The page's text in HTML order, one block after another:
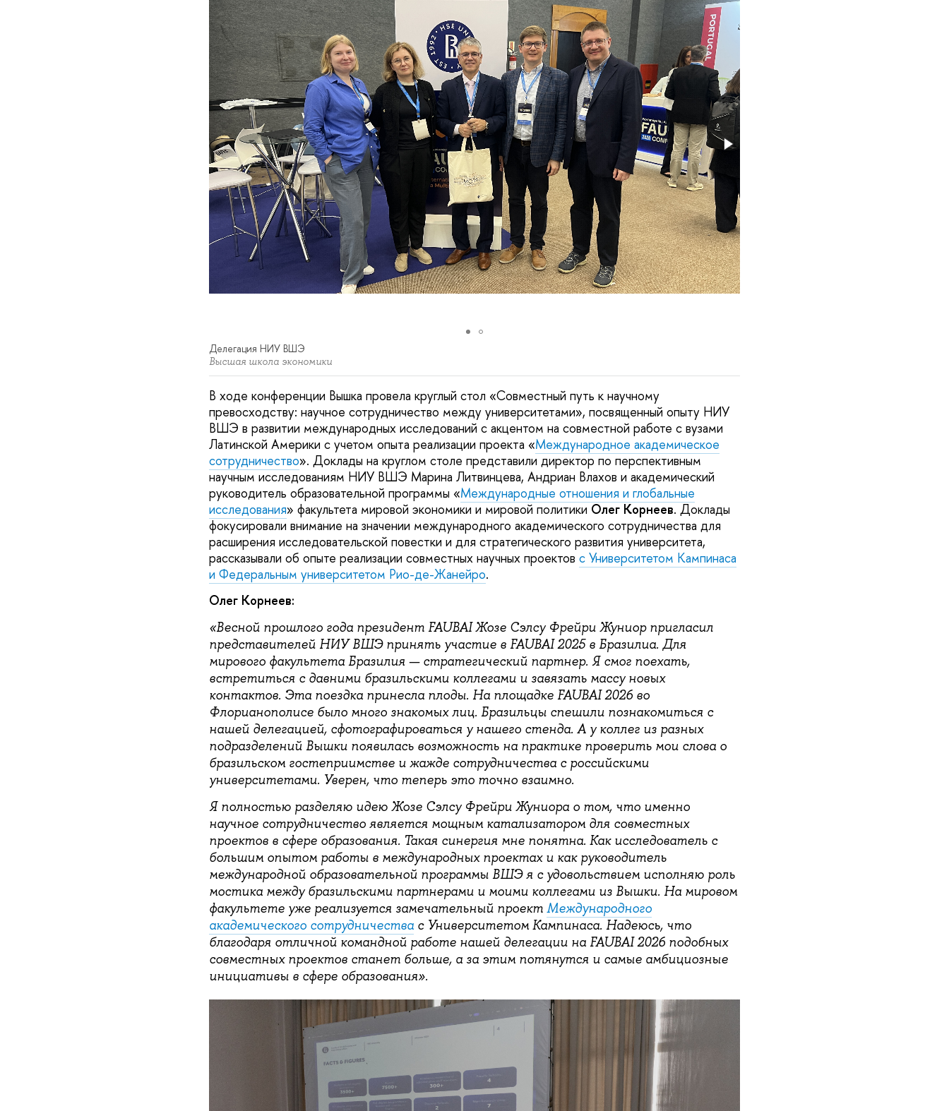
Делегация НИУ ВШЭ
Высшая школа экономики
В ходе конференции Вышка провела круглый стол «Совместный путь к научному
превосходству: научное сотрудничество между университетами», посвященный опыту НИУ
ВШЭ в развитии международных исследований с акцентом на совместной работе с вузами
Латинской Америки с учетом опыта реализации проекта «Международное академическое
сотрудничество». Доклады на круглом столе представили директор по перспективным
научным исследованиям НИУ ВШЭ Марина Литвинцева, Андриан Влахов и академический
руководитель образовательной программы «Международные отношения и глобальные
исследования» факультета мировой экономики и мировой политики Олег Корнеев. Доклады
фокусировали внимание на значении международного академического сотрудничества для
расширения исследовательской повестки и для стратегического развития университета,
рассказывали об опыте реализации совместных научных проектов с Университетом Кампинаса
и Федеральным университетом Рио-де-Жанейро.
Олег Корнеев:
«Весной прошлого года президент FAUBAI Жозе Сэлсу Фрейри Жуниор пригласил
представителей НИУ ВШЭ принять участие в FAUBAI 2025 в Бразилиа. Для
мирового факультета Бразилия — стратегический партнер. Я смог поехать,
встретиться с давними бразильскими коллегами и завязать массу новых
контактов. Эта поездка принесла плоды. На площадке FAUBAI 2026 во
Флорианополисе было много знакомых лиц. Бразильцы спешили познакомиться с
нашей делегацией, сфотографироваться у нашего стенда. А у коллег из разных
подразделений Вышки появилась возможность на практике проверить мои слова о
бразильском гостеприимстве и жажде сотрудничества с российскими
университетами. Уверен, что теперь это точно взаимно.
Я полностью разделяю идею Жозе Сэлсу Фрейри Жуниора о том, что именно
научное сотрудничество является мощным катализатором для совместных
проектов в сфере образования. Такая синергия мне понятна. Как исследователь с
большим опытом работы в международных проектах и как руководитель
международной образовательной программы ВШЭ я с удовольствием исполняю роль
мостика между бразильскими партнерами и моими коллегами из Вышки. На мировом
факультете уже реализуется замечательный проект Международного
академического сотрудничествас Университетом Кампинаса. Надеюсь, что
благодаря отличной командной работе нашей делегации на FAUBAI 2026 подобных
совместных проектов станет больше, а за этим потянутся и самые амбициозные
инициативы в сфере образования».